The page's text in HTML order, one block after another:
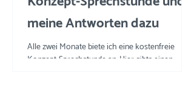
meine Antworten dazu
Alle zwei Monate biete ich eine kostenfreie
Konzept-Sprechstunde an. Hier gibts einen